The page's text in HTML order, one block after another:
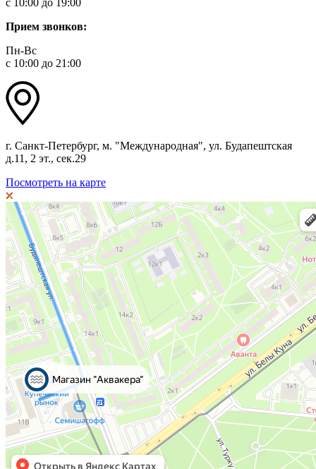
с 10:00 до 19:00
Прием звонков:
Пн-Вс
с 10:00 до 21:00
г. Санкт-Петербург, м. "Международная", ул. Будапештская
д.11, 2 эт., сек.29
Посмотреть на карте